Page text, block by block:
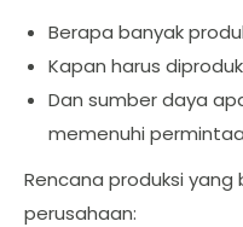
Berapa banyak
Kapan harus
Dan sumber daya
memenuhi
Rencana produksi
perusahaan: